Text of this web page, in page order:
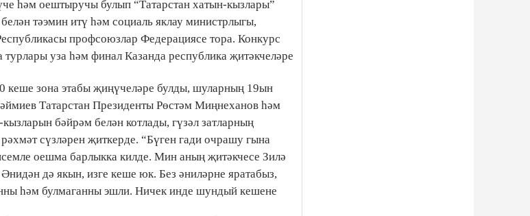
һәм оештыручы булып “Татарстан хатын-кызлары”
тәэмин итү һәм социаль яклау министрлыгы,
профсоюзлар Федерациясе тора. Конкурс
уза һәм финал Казанда республика җитәкчеләре
кеше зона этабы җиңүчеләре булды, шуларның 19ын
Татарстан Президенты Рөстәм Миңнеханов һәм
бәйрәм белән котлады, гүзәл затларның
сүзләрен җиткерде. “Бүген гади очрашу гына
оешма барлыкка килде. Мин аның җитәкчесе Зилә
дә якын, изге кеше юк. Без әниләрне яратабыз,
һәм булмаганны эшли. Ничек инде шундый кешене